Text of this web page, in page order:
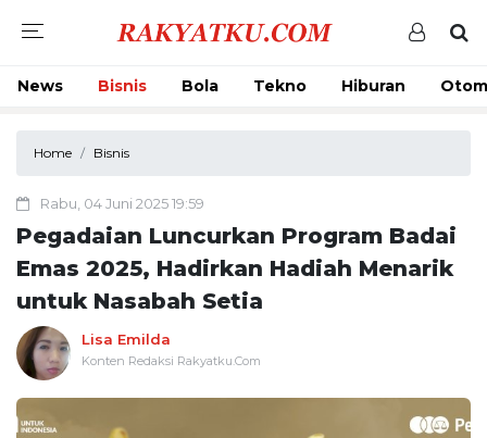
News Bisnis Bola Tekno Hiburan
Home Bisnis
Rabu, 04 Juni 2025 19:59
Pegadaian Luncurkan Program Badai
Emas 2025, Hadirkan Hadiah Menarik
untuk Nasabah Setia
Lisa Emilda
Konten Redaksi Rakyatku.Com